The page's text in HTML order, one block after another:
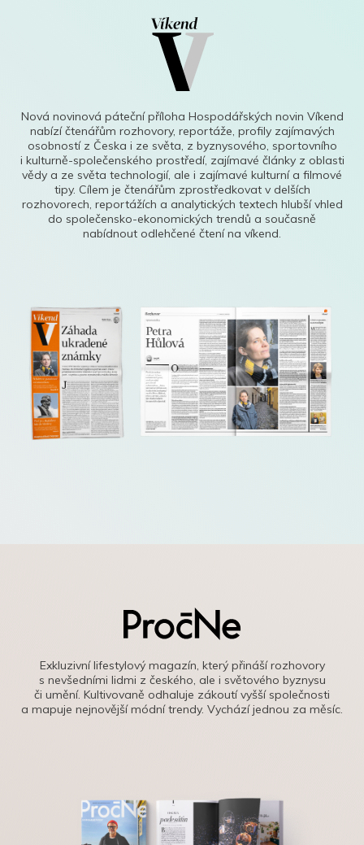
Nová novinová páteční příloha Hospodářských novin Víkend
nabízí čtenářům rozhovory, reportáže, profily zajímavých
osobností z Česka i ze světa, z byznysového, sportovního
i kulturně-společenského prostředí, zajímavé články z oblasti
vědy a ze světa technologií, ale i zajímavé kulturní a filmové
tipy. Cílem je čtenářům zprostředkovat v delších
rozhovorech, reportážích a analytických textech hlubší vhled
do společensko-ekonomických trendů a současně
nabídnout odlehčené čtení na víkend.
Exkluzivní lifestylový magazín, který přináší rozhovory
s nevšedními lidmi z českého, ale i světového byznysu
či umění. Kultivovaně odhaluje zákoutí vyšší společnosti
a mapuje nejnovější módní trendy. Vychází jednou za měsíc.